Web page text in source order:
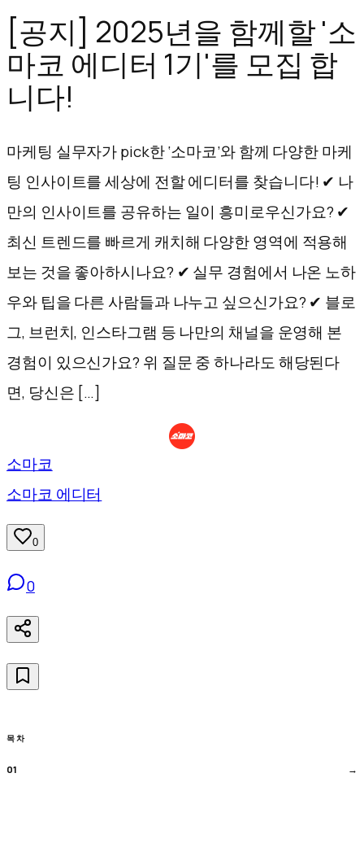
로
바
로
가
[공지] 2025년을 함께할 '소
마코 에디터 1기'를 모집 합
니다!
마케팅 실무자가 pick한 ‘소마코’와 함께 다양한 마케
팅 인사이트를 세상에 전할 에디터를 찾습니다! ✔ 나
만의 인사이트를 공유하는 일이 흥미로우신가요? ✔
최신 트렌드를 빠르게 캐치해 다양한 영역에 적용해
보는 것을 좋아하시나요? ✔ 실무 경험에서 나온 노하
우와 팁을 다른 사람들과 나누고 싶으신가요? ✔ 블로
그, 브런치, 인스타그램 등 나만의 채널을 운영해 본
경험이 있으신가요? 위 질문 중 하나라도 해당된다
면, 당신은 […]
소마코
소마코 에디터
0
0
목차